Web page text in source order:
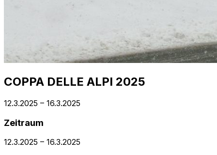
COPPA DELLE ALPI 2025
12.3.2025 – 16.3.2025
Zeitraum
12.3.2025 – 16.3.2025